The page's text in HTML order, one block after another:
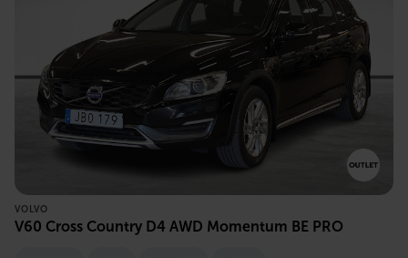
VOLVO
V60 Cross Country D4 AWD Momentum BE PRO